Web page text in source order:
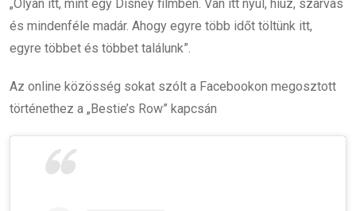
„Olyan itt, mint egy Disney filmben. Van itt nyúl, hiúz, szarvas
és mindenféle madár. Ahogy egyre több időt töltünk itt,
egyre többet és többet találunk”.
Az online közösség sokat szólt a Facebookon megosztott
történethez a „Bestie’s Row” kapcsán